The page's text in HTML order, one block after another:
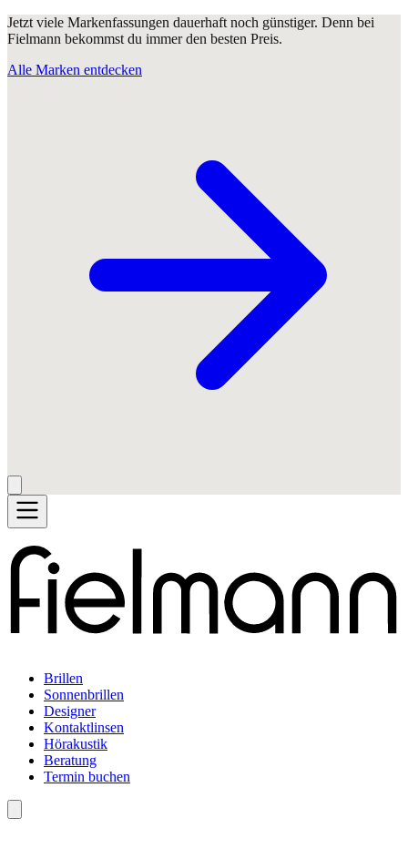
Jetzt viele Markenfassungen dauerhaft noch günstiger. Denn bei
Fielmann bekommst du immer den besten Preis.
Alle Marken entdecken
Brillen
Sonnenbrillen
Designer
Kontaktlinsen
Hörakustik
Beratung
Termin buchen